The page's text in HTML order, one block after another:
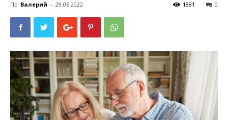
По Валерий - 29.06.2022 0
1881